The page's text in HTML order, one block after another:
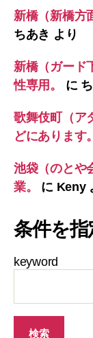
新橋（新橋方
ちあき より
新橋（ガード
性専用。
に
歌舞伎町（ア
どにあります。
池袋（のとや
業。
に Keny
条件を
keyword